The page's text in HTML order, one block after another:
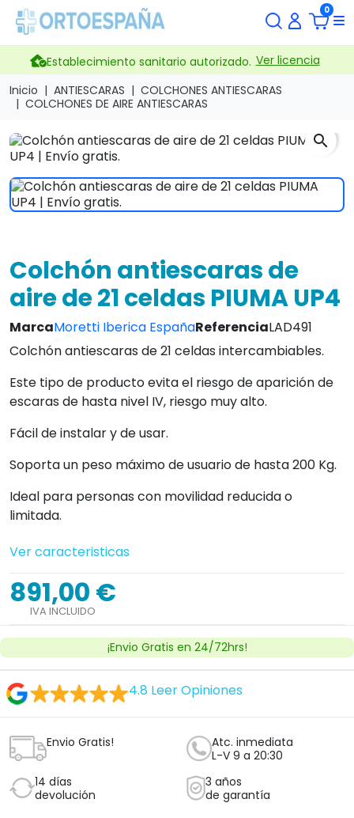
0
Establecimiento sanitario autorizado. Ver licencia
Inicio
ANTIESCARAS
COLCHONES ANTIESCARAS
COLCHONES DE AIRE ANTIESCARAS
search
Colchón antiescaras de
aire de 21 celdas PIUMA UP4
MarcaMoretti Iberica EspañaReferenciaLAD491
Colchón antiescaras de 21 celdas intercambiables.
Este tipo de producto evita el riesgo de aparición de
escaras de hasta nivel IV, riesgo muy alto.
Fácil de instalar y de usar.
Soporta un peso máximo de usuario de hasta 200 Kg.
Ideal para personas con movilidad reducida o
limitada.
Ver caracteristicas
891,00 €
IVA INCLUIDO
¡Envio Gratis en 24/72hrs!
4.8 Leer Opiniones
Envio Gratis!
Atc. inmediata
L-V 9 a 20:30
14 días
devolución
3 años
de garantía